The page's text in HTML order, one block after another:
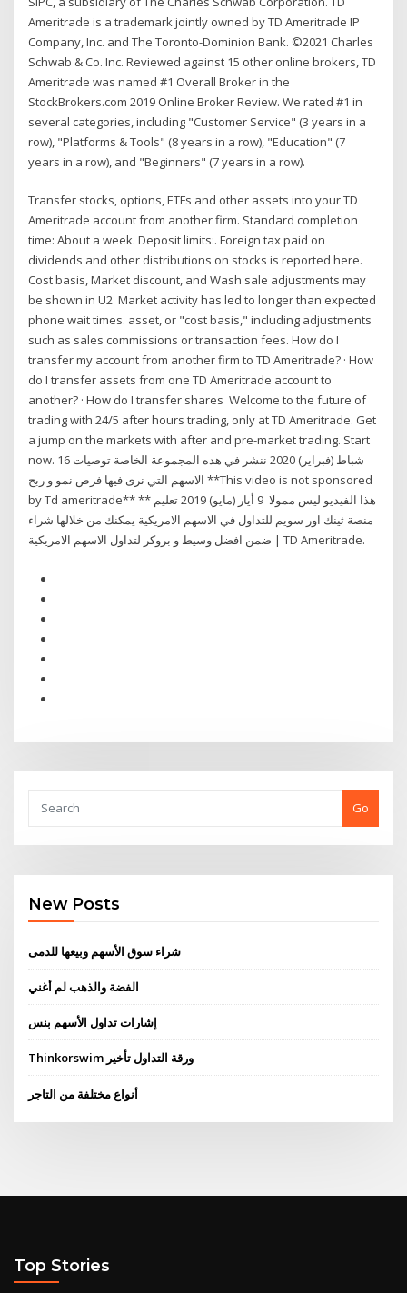
Ameritrade is a trademark jointly owned by TD Ameritrade IP
Company, Inc. and The Toronto-Dominion Bank. ©2021 Charles
Schwab & Co. Inc. Reviewed against 15 other online brokers, TD
Ameritrade was named #1 Overall Broker in the
StockBrokers.com 2019 Online Broker Review. We rated #1 in
several categories, including "Customer Service" (3 years in a
row), "Platforms & Tools" (8 years in a row), "Education" (7
years in a row), and "Beginners" (7 years in a row).
Transfer stocks, options, ETFs and other assets into your TD
Ameritrade account from another firm. Standard completion
time: About a week. Deposit limits:. Foreign tax paid on
dividends and other distributions on stocks is reported here.
Cost basis, Market discount, and Wash sale adjustments may
be shown in U2 Market activity has led to longer than expected
phone wait times. asset, or "cost basis," including adjustments
such as sales commissions or transaction fees. How do I
transfer my account from another firm to TD Ameritrade? · How
do I transfer assets from one TD Ameritrade account to
another? · How do I transfer shares Welcome to the future of
trading with 24/5 after hours trading, only at TD Ameritrade. Get
a jump on the markets with after and pre-market trading. Start
now. 16 شباط (فبراير) 2020 ننشر في هده المجموعة الخاصة توصيات
الاسهم التي نرى فيها فرص نمو و ربح **This video is not sponsored
by Td ameritrade** ** هذا الفيديو ليس ممولا 9 أيار (مايو) 2019 تعليم
منصة ثينك اور سويم للتداول في الاسهم الامريكية يمكنك من خلالها شراء
ضمن افضل وسيط و بروكر لتداول الاسهم الامريكية | TD Ameritrade.
Go
New Posts
شراء سوق الأسهم وبيعها للدمى
الفضة والذهب لم أغني
إشارات تداول الأسهم بنس
Thinkorswim ورقة التداول تأخير
أنواع مختلفة من التاجر
Top Stories